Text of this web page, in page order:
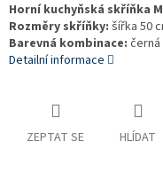
Horní kuchyňská skříňka
Rozměry skříňky: šířka 50
Barevná kombinace:
Detailní informace
ZEPTAT SE HLÍDAT